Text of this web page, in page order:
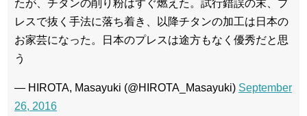
たが、チタンの削り粉はすぐ燃えた。試行錯誤の末、プ
レスで抜く手法に落ち着き、以降チタンの加工は日本の
お家芸になった。日本のプレスは途方もなく優秀だと思
う
— HIROTA, Masayuki (@HIROTA_Masayuki) September
26, 2016